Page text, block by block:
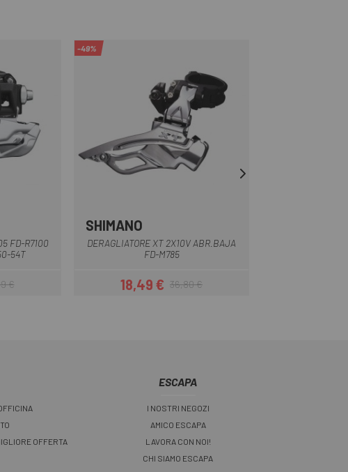
FD-R7100
54T
base
€
-49%
SHIMANO
DERAGLIATORE XT 2X10V ABR.BAJA
FD-M785
Prezzo
18,49 €Prezzo base
36,80 €
OFFERTA
ESCAPA
I NOSTRI NEGOZI
AMICO ESCAPA
LAVORA CON NOI!
CHI SIAMO ESCAPA